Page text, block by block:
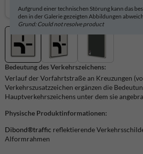
Aufgrund einer technischen Störung kann das
den in der Galerie gezeigten Abbildungen
Grund: Could not resolve product
Bedeutung des Verkehrszeichens:
Verlauf der Vorfahrtstraße an Kreuzungen
Verkehrszusatzzeichen ergänzen die
Hauptverkehrszeichens unter dem sie
Physische Produktinformationen:
Dibond®traffic reflektierende
Alformrahmen